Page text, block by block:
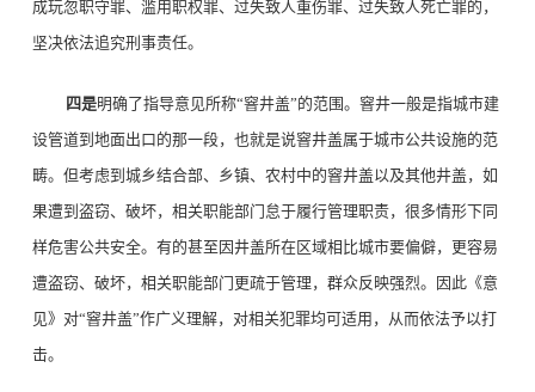
成玩忽职守罪、滥用职权罪、过失致人重伤罪、过失致人死亡罪的，
坚决依法追究刑事责任。
四是明确了指导意见所称“窨井盖”的范围。窨井一般是指城市建
设管道到地面出口的那一段，也就是说窨井盖属于城市公共设施的范
畴。但考虑到城乡结合部、乡镇、农村中的窨井盖以及其他井盖，如
果遭到盗窃、破坏，相关职能部门怠于履行管理职责，很多情形下同
样危害公共安全。有的甚至因井盖所在区域相比城市要偏僻，更容易
遭盗窃、破坏，相关职能部门更疏于管理，群众反映强烈。因此《意
见》对“窨井盖”作广义理解，对相关犯罪均可适用，从而依法予以打
击。